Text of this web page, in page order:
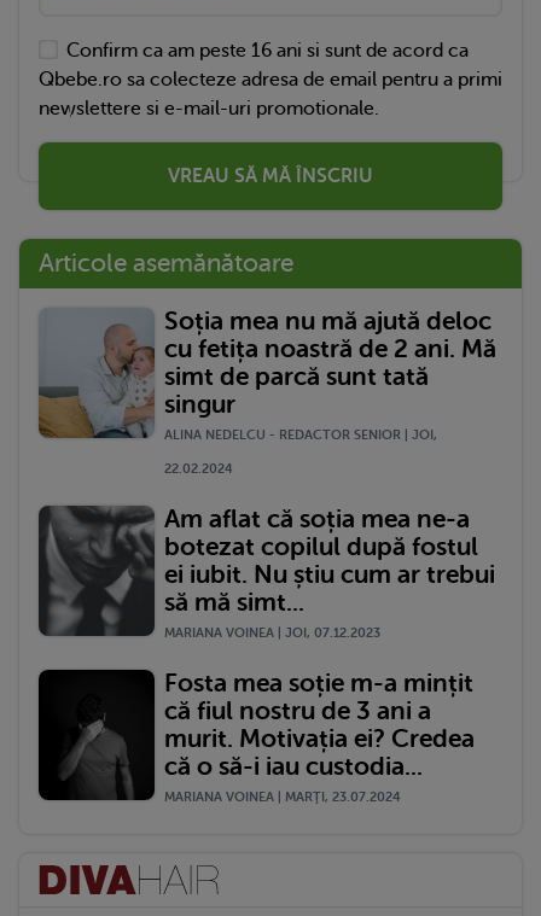
Confirm ca am peste 16 ani si sunt de acord ca
Qbebe.ro sa colecteze adresa de email pentru a primi
newslettere si e-mail-uri promotionale.
VREAU SĂ MĂ ÎNSCRIU
Articole asemănătoare
Soția mea nu mă ajută deloc
cu fetița noastră de 2 ani. Mă
simt de parcă sunt tată
singur
ALINA NEDELCU - REDACTOR SENIOR | JOI,
22.02.2024
Am aflat că soția mea ne-a
botezat copilul după fostul
ei iubit. Nu știu cum ar trebui
să mă simt...
MARIANA VOINEA | JOI, 07.12.2023
Fosta mea soție m-a mințit
că fiul nostru de 3 ani a
murit. Motivația ei? Credea
că o să-i iau custodia...
MARIANA VOINEA | MARŢI, 23.07.2024